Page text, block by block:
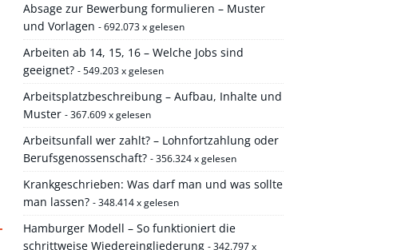
Absage zur Bewerbung formulieren – Muster
und Vorlagen - 692.073 x gelesen
Arbeiten ab 14, 15, 16 – Welche Jobs sind
geeignet? - 549.203 x gelesen
Arbeitsplatzbeschreibung – Aufbau, Inhalte und
Muster - 367.609 x gelesen
Arbeitsunfall wer zahlt? – Lohnfortzahlung oder
Berufsgenossenschaft? - 356.324 x gelesen
Krankgeschrieben: Was darf man und was sollte
man lassen? - 348.414 x gelesen
Hamburger Modell – So funktioniert die
schrittweise Wiedereingliederung - 342.797 x